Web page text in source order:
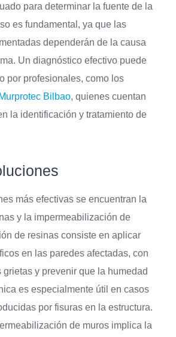
para determinar la fuente de la
es fundamental, ya que las
dependerán de la causa
Un diagnóstico efectivo puede
por profesionales, como los
Murprotec Bilbao, quienes cuentan
la identificación y tratamiento de
más efectivas se encuentran la
y la impermeabilización de
de resinas consiste en aplicar
en las paredes afectadas, con
y prevenir que la humedad
es especialmente útil en casos
por fisuras en la estructura.
de muros implica la